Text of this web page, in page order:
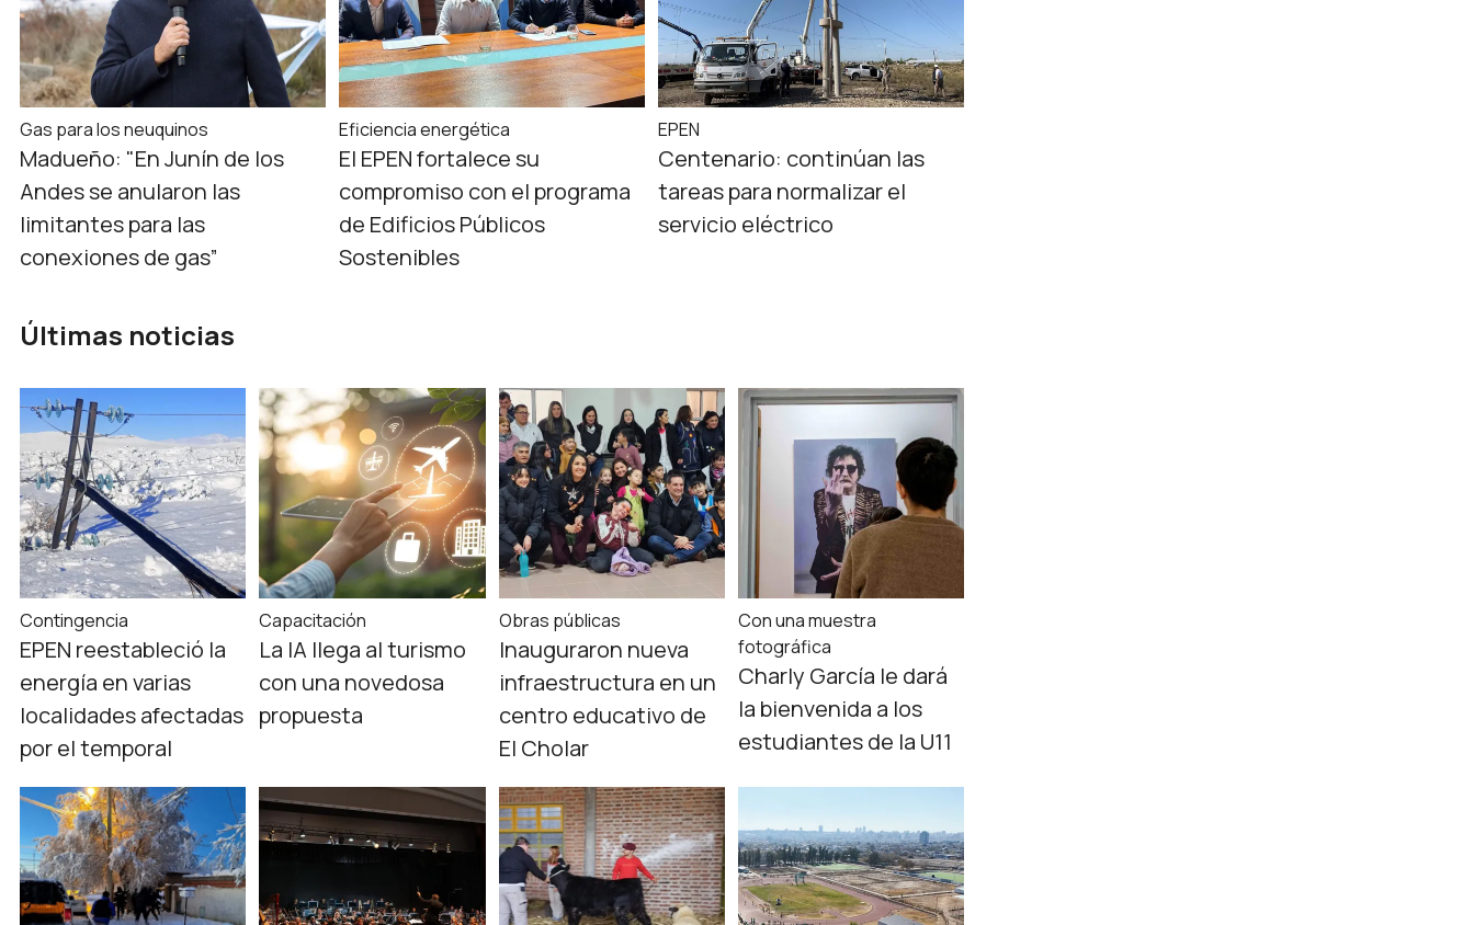
Gas para los neuquinos
Madueño: "En Junín de los
Andes se anularon las
limitantes para las
conexiones de gas”
Eficiencia energética
El EPEN fortalece su
compromiso con el programa
de Edificios Públicos
Sostenibles
EPEN
Centenario: continúan las
tareas para normalizar el
servicio eléctrico
Últimas noticias
Contingencia
EPEN reestableció la
energía en varias
localidades afectadas
por el temporal
Capacitación
La IA llega al turismo
con una novedosa
propuesta
Obras públicas
Inauguraron nueva
infraestructura en un
centro educativo de
El Cholar
Con una muestra
fotográfica
Charly García le dará
la bienvenida a los
estudiantes de la U11